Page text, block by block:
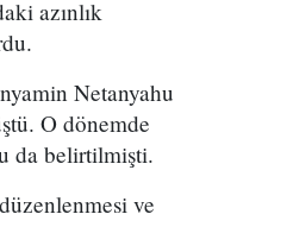
azınlık
Netanyahu
O dönemde
da belirtilmişti.
ve